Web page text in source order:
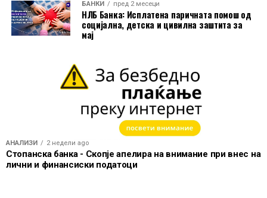
банкарско работење.
БАНКИ пред 2 месеци
НЛБ Банка: Исплатена паричната помош од
социјална, детска и цивилна заштита за
мај
АНАЛИЗИ 2 недели ago
Стопанска банка - Скопје апелира на внимание при внес на
лични и финансиски податоци